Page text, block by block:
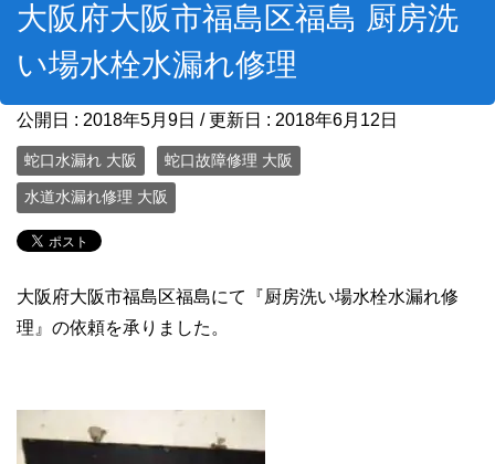
大阪府大阪市福島区福島 厨房洗
い場水栓水漏れ修理
公開日 : 2018年5月9日 / 更新日 : 2018年6月12日
蛇口水漏れ 大阪 蛇口故障修理 大阪
水道水漏れ修理 大阪
大阪府大阪市福島区福島にて『厨房洗い場水栓水漏れ修
理』の依頼を承りました。